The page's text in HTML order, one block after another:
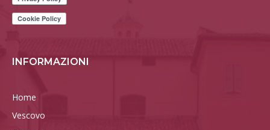
INFORMAZIONI
Home
Vescovo